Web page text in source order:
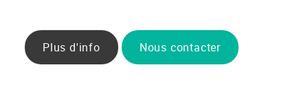
Plus d'info Nous contacter